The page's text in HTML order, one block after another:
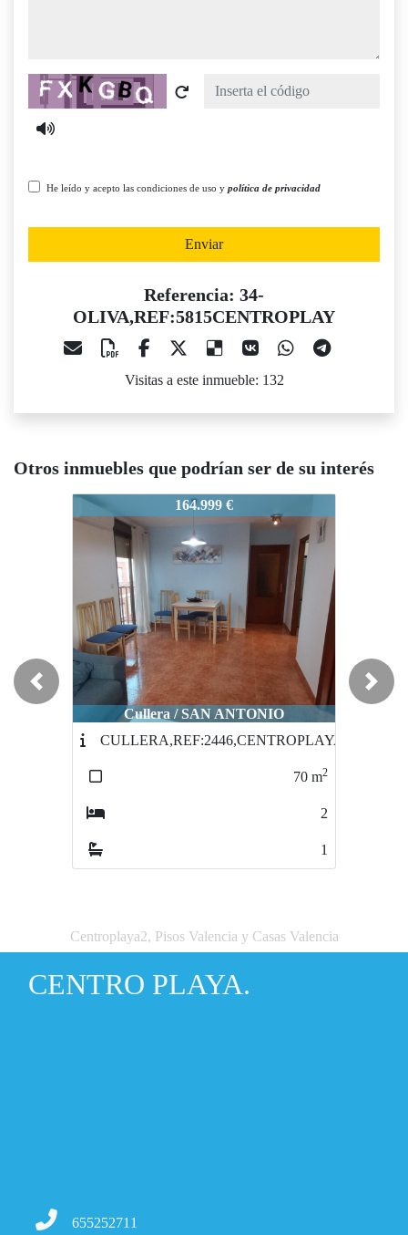
Captcha
He leído y acepto las condiciones de uso y política de privacidad
Enviar
Referencia: 34-
OLIVA,REF:5815CENTROPLAY
Visitas a este inmueble: 132
Otros inmuebles que podrían ser de su interés
OLIVA,REF:5815CENTROPLAY
164.999 €
Cullera / SAN ANTONIO
CULLERA,REF:2446,CENTROPLAYA
34-OLIVA,REF:5815CENTROPLAY
100.000 €
Sueca / Sueca
34Centroplaya-Mar&sol-RF:204
154m
Previous Next
Centroplaya2, Pisos Valencia y Casas Valencia
CENTRO PLAYA.
655252711